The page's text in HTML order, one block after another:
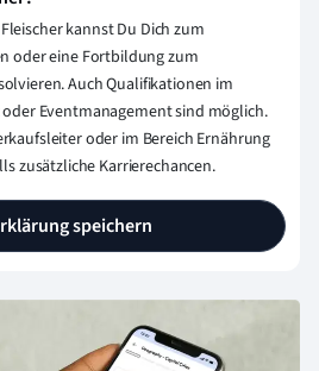
kannst Du Dich zum
oder eine Fortbildung zum
Auch Qualifikationen im
Eventmanagement sind möglich.
oder im Bereich Ernährung
zusätzliche Karrierechancen.
speichern